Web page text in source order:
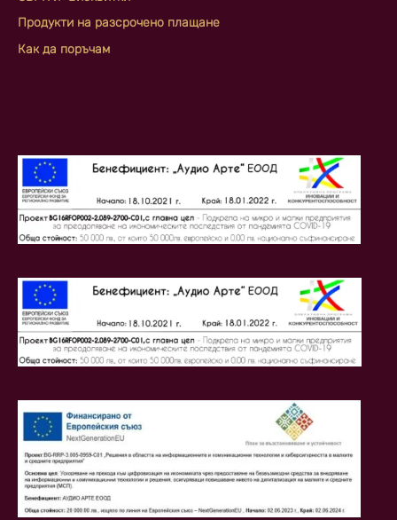
Продукти на разсрочено плащане
Как да поръчам